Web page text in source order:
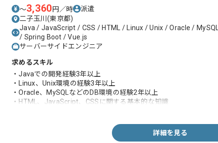
〜3,360円／時
派遣
二子玉川(東京都)
Java / JavaScript / CSS / HTML / Linux / Unix / Oracle /
/ Spring Boot / Vue.js
サーバーサイドエンジニア
求めるスキル
・Javaでの開発経験3年以上
・Linux、Unix環境の経験3年以上
・Oracle、MySQLなどのDB環境の経験2年以上
・HTML、JavaScript、CSSに関する基本的な知識
・IDEを利用した開発経験3年以上
詳細を見る